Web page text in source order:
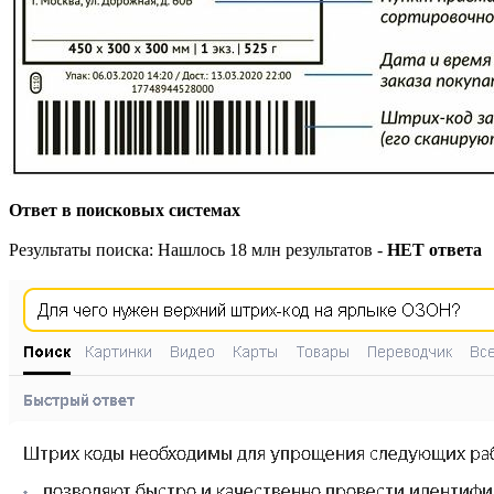
Ответ в поисковых системах
Результаты поиска: Нашлось 18 млн результатов - НЕТ ответа